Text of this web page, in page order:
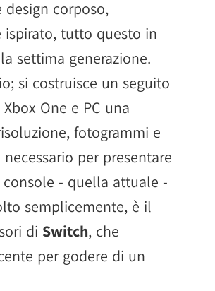
corposo,
tutto questo in
settima generazione.
si costruisce un seguito
One e PC una
fotogrammi e
per presentare
- quella attuale -
semplicemente, è il
di Switch, che
per godere di un